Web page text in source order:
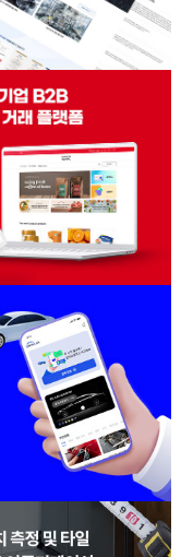
지 (함바까보까 사업
과물)
로벌 거래 플랫폼